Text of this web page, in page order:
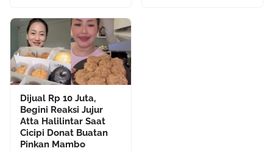
Dijual Rp 10 Juta,
Begini Reaksi Jujur
Atta Halilintar Saat
Cicipi Donat Buatan
Pinkan Mambo